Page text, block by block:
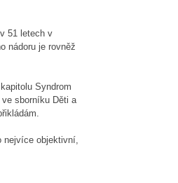
51 letech v
nádoru je rovněž
Syndrom
sborníku Děti a
objektivní,